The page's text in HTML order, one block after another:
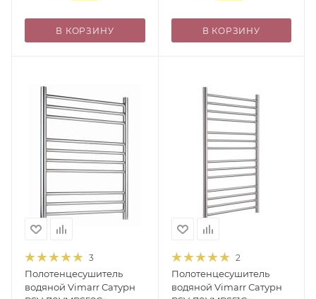
В КОРЗИНУ В КОРЗИНУ
3
Полотенцесушитель
водяной Vimarr Сатурн
2
Полотенцесушитель
водяной Vimarr Сатурн